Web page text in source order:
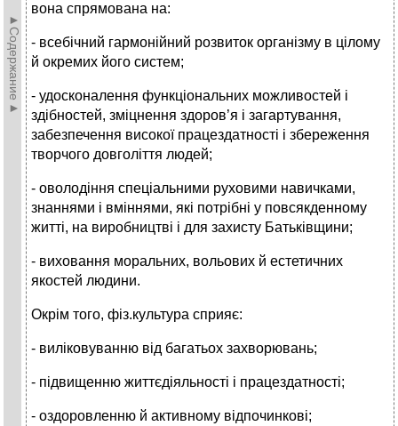
►Содержание►
вона спрямована на:
- всебічний гармонійний розвиток організму в цілому
й окремих його систем;
- удосконалення функціональних можливостей і
здібностей, зміцнення здоров’я і загартування,
забезпечення високої працездатності і збереження
творчого довголіття людей;
- оволодіння спеціальними руховими навичками,
знаннями і вміннями, які потрібні у повсякденному
житті, на виробництві і для захисту Батьківщини;
- виховання моральних, вольових й естетичних
якостей людини.
Окрім того, фіз.культура сприяє:
- виліковуванню від багатьох захворювань;
- підвищенню життєдіяльності і працездатності;
- оздоровленню й активному відпочинкові;